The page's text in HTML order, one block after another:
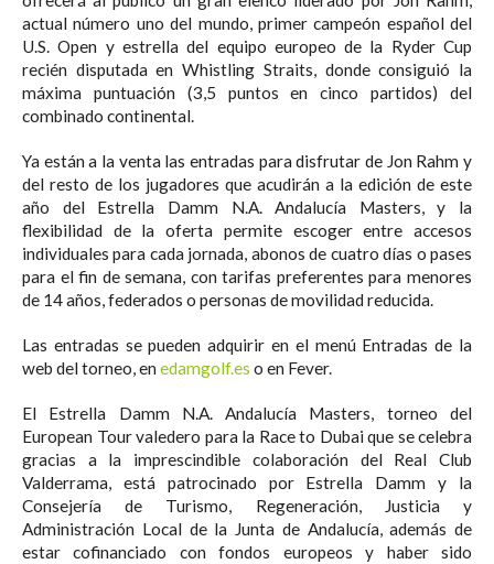
actual número uno del mundo, primer campeón español del
U.S. Open y estrella del equipo europeo de la Ryder Cup
recién disputada en Whistling Straits, donde consiguió la
máxima puntuación (3,5 puntos en cinco partidos) del
combinado continental.⁣
Ya están a la venta las entradas para disfrutar de Jon Rahm y
del resto de los jugadores que acudirán a la edición de este
año del Estrella Damm N.A. Andalucía Masters, y la
flexibilidad de la oferta permite escoger entre accesos
individuales para cada jornada, abonos de cuatro días o pases
para el fin de semana, con tarifas preferentes para menores
de 14 años, federados o personas de movilidad reducida.⁣
Las entradas se pueden adquirir en el menú Entradas de la
web del torneo, enedamgolf.es o en Fever.⁣
El Estrella Damm N.A. Andalucía Masters, torneo del
European Tour valedero para la Race to Dubai que se celebra
gracias a la imprescindible colaboración del Real Club
Valderrama, está patrocinado por Estrella Damm y la
Consejería de Turismo, Regeneración, Justicia y
Administración Local de la Junta de Andalucía, además de
estar cofinanciado con fondos europeos y haber sido